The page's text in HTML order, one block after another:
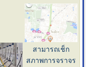
สามารถเช็ก
สภาพการจราจร